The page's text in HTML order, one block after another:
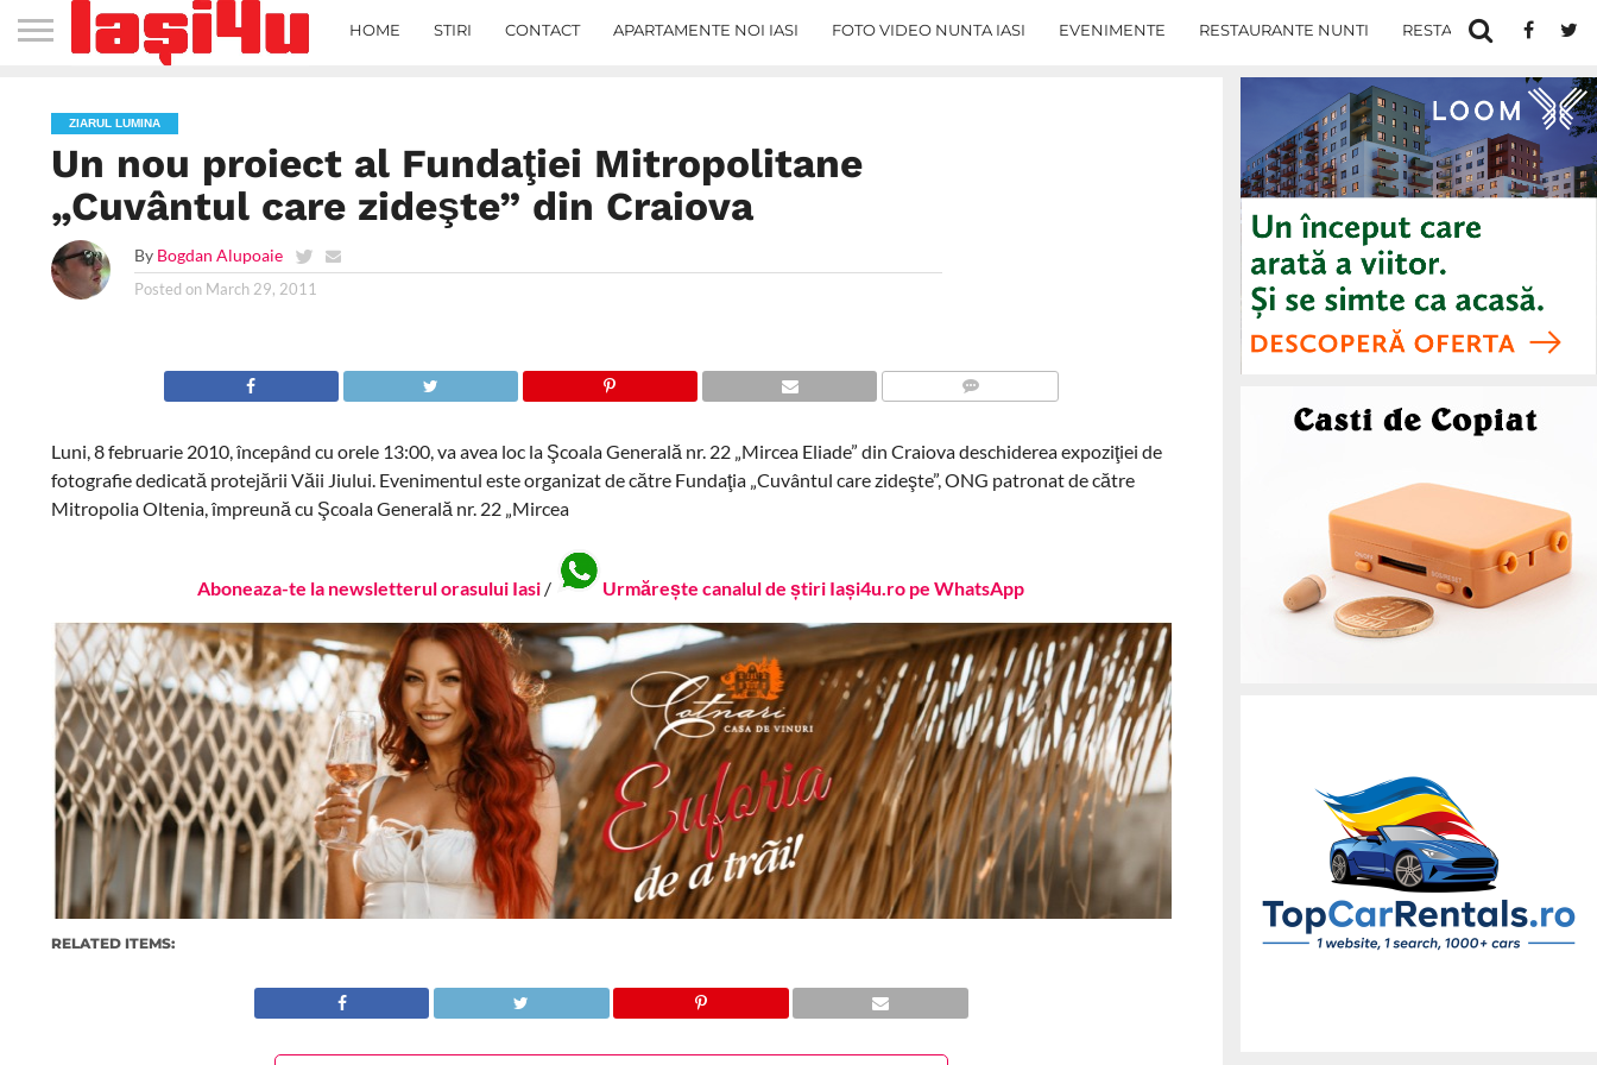
HOME STIRI CONTACT APARTAMENTE NOI IASI FOTO VIDEO NUNTA IASI EVENIMENTE RESTAURANTE NUNTI RESTAURANTE IN IASI
ZIARUL LUMINA
Un nou proiect al Fundaţiei Mitropolitane
„Cuvântul care zideşte” din Craiova
By Bogdan Alupoaie
Posted on March 29, 2011
Luni, 8 februarie 2010, începând cu orele 13:00, va avea loc la Şcoala Generală nr. 22 „Mircea Eliade” din Craiova deschiderea expoziţiei de
fotografie dedicată protejării Văii Jiului. Evenimentul este organizat de către Fundaţia „Cuvântul care zideşte”, ONG patronat de către
Mitropolia Oltenia, împreună cu Şcoala Generală nr. 22 „Mircea
Aboneaza-te la newsletterul orasului Iasi / Urmărește canalul de știri Iași4u.ro pe WhatsApp
RELATED ITEMS: